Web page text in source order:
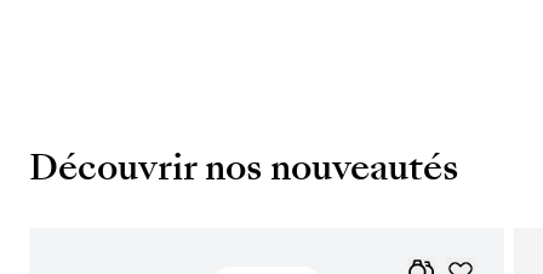
Découvrir nos nouveautés